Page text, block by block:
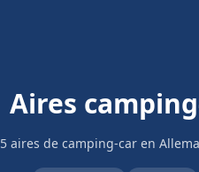
Aires
5 aires de camping-car en